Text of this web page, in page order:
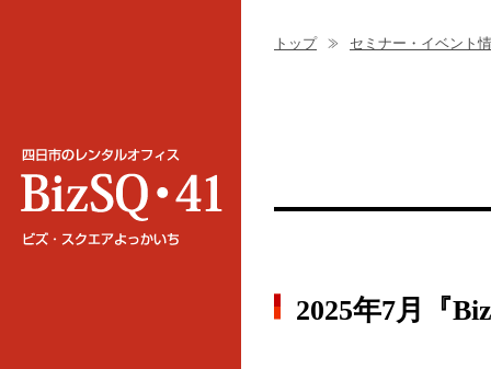
トップ セミナー・イベント
2025年7月『